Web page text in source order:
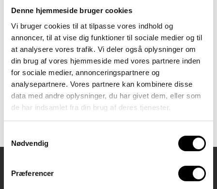
Denne hjemmeside bruger cookies
Vi bruger cookies til at tilpasse vores indhold og
annoncer, til at vise dig funktioner til sociale medier og til
at analysere vores trafik. Vi deler også oplysninger om
din brug af vores hjemmeside med vores partnere inden
for sociale medier, annonceringspartnere og
analysepartnere. Vores partnere kan kombinere disse
data med andre oplysninger, du har givet dem, eller som
de har indsamlet fra din brug af deres tjenester.
Nødvendig
Præferencer
De syv spørgsmål og svar er
psykologer i Kursuscenter
Sputnik på baggrund af
forskning samt praksisviden fra
[…]
Tagget angst
autisme
eksperter
fagpersoner
rådgivning
redskaber
selektiv mutisme
viden
Kontaktoplysninger